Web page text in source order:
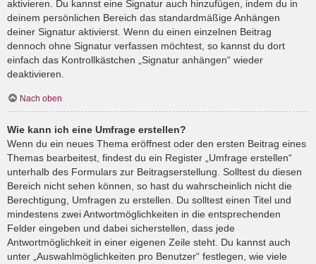
aktivieren. Du kannst eine Signatur auch hinzufügen, indem du in
deinem persönlichen Bereich das standardmäßige Anhängen
deiner Signatur aktivierst. Wenn du einen einzelnen Beitrag
dennoch ohne Signatur verfassen möchtest, so kannst du dort
einfach das Kontrollkästchen „Signatur anhängen“ wieder
deaktivieren.
Nach oben
Wie kann ich eine Umfrage erstellen?
Wenn du ein neues Thema eröffnest oder den ersten Beitrag eines
Themas bearbeitest, findest du ein Register „Umfrage erstellen“
unterhalb des Formulars zur Beitragserstellung. Solltest du diesen
Bereich nicht sehen können, so hast du wahrscheinlich nicht die
Berechtigung, Umfragen zu erstellen. Du solltest einen Titel und
mindestens zwei Antwortmöglichkeiten in die entsprechenden
Felder eingeben und dabei sicherstellen, dass jede
Antwortmöglichkeit in einer eigenen Zeile steht. Du kannst auch
unter „Auswahlmöglichkeiten pro Benutzer“ festlegen, wie viele